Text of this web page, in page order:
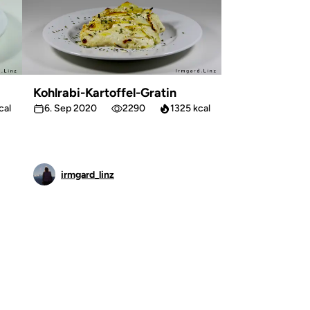
Kohlrabi-Kartoffel-Gratin
6. Sep 2020 2290 1325 kcal
irmgard_linz